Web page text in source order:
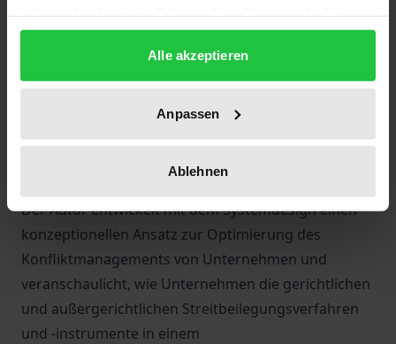
gesammelt haben.
Alle akzeptieren
Anpassen
Ablehnen
Unternehmen gestalten ihre Konflikte und
Rechtsstreitigkeiten in der Praxis bislang nicht so,
wie sie es in der Theorie präferieren. Diese
Diskrepanz nimmt der Autor zum Anlass für eine
fundierte Untersuchung der
Der Autor entwickelt mit dem Systemdesign einen
konzeptionellen Ansatz zur Optimierung des
Konfliktmanagements von Unternehmen und
veranschaulicht, wie Unternehmen die gerichtlichen
und außergerichtlichen Streitbeilegungsverfahren
und -instrumente in einem